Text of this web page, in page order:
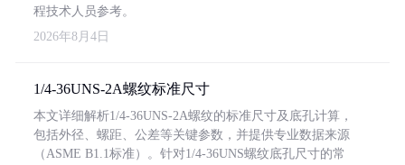
程技术人员参考。
2026年8月4日
1/4-36UNS-2A螺纹标准尺寸
本文详细解析1/4-36UNS-2A螺纹的标准尺寸及底孔计算，
包括外径、螺距、公差等关键参数，并提供专业数据来源
（ASME B1.1标准）。针对1/4-36UNS螺纹底孔尺寸的常